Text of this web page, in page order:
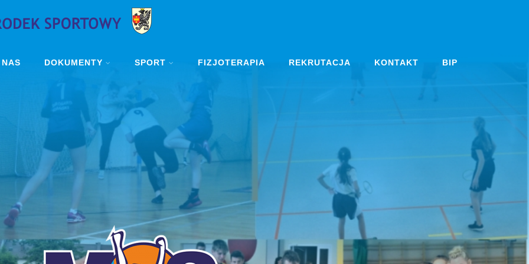
DOKUMENTY SPORT FIZJOTERAPIA REKRUTACJA KONTAKT BIP